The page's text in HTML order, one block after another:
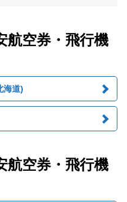
航空券・飛行機
海道)
航空券・飛行機